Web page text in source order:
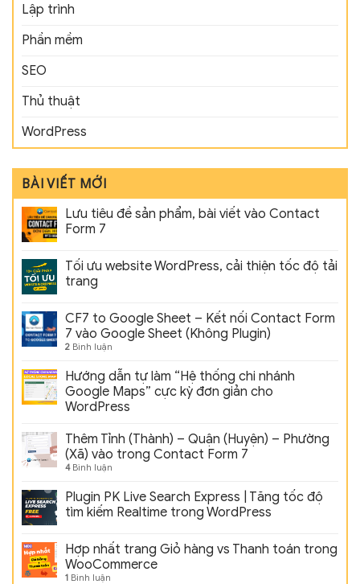
Lập trình
Phần mềm
SEO
Thủ thuật
WordPress
BÀI VIẾT MỚI
Lưu tiêu đề sản phẩm, bài viết vào Contact
Form 7
Tối ưu website WordPress, cải thiện tốc độ tải
trang
CF7 to Google Sheet – Kết nối Contact Form
7 vào Google Sheet (Không Plugin)
2 Bình luận
Hướng dẫn tự làm “Hệ thống chi nhánh
Google Maps” cực kỳ đơn giản cho
WordPress
Thêm Tỉnh (Thành) – Quận (Huyện) – Phường
(Xã) vào trong Contact Form 7
4Bình luận
Plugin PK Live Search Express | Tăng tốc độ
tìm kiếm Realtime trong WordPress
Hợp nhất trang Giỏ hàng vs Thanh toán trong
WooCommerce
1 Bình luận